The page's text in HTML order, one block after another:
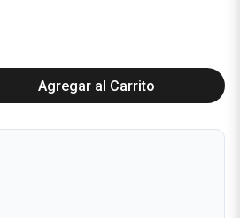
Agregar al Carrito